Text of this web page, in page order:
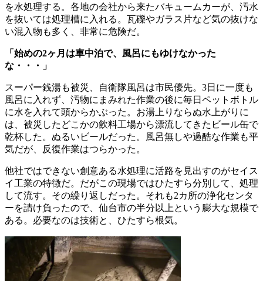
を水処理する。各地の会社から来たバキュームカーが、汚水
を抜いては処理槽に入れる。瓦礫やガラス片など気の抜けな
い混入物も多く、非常に危険だ。
「始めの2ヶ月は車中泊で、風呂にもゆけなかった
な・・・」
スーパー銭湯も被災、自衛隊風呂は市民優先。3日に一度も
風呂に入れず、汚物にまみれた作業の後に毎日ペットボトル
に水を入れて頭からかぶった。お湯上りならぬ水上がりに
は、被災したどこかの飲料工場から漂流してきたビール缶で
乾杯した。ぬるいビールだった。風呂無しや過酷な作業も平
気だが、反復作業はつらかった。
他社ではできない創意ある水処理に活路を見出すのがセイス
イ工業の特徴だ。だがこの現場ではひたすら分別して、処理
して流す。その繰り返しだった。それも2カ所の浄化センタ
ーを請け負ったので、仙台市の半分以上という膨大な規模で
ある。必要なのは技術と、ひたすら根気。